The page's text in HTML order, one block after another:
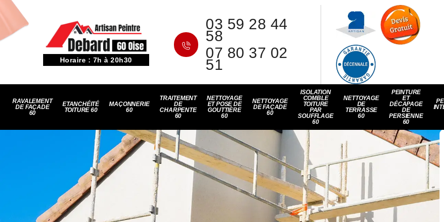
Horaire : 7h à 20h30
03 59 28 44
58
07 80 37 02
51
RAVALEMENT
DE FAÇADE
60
ETANCHÉITÉ
TOITURE 60
MAÇONNERIE
60
TRAITEMENT
DE
CHARPENTE
60
NETTOYAGE
ET POSE DE
GOUTTIÈRE
60
NETTOYAGE
DE FAÇADE
60
ISOLATION
COMBLE
TOITURE
PAR
SOUFFLAGE
60
NETTOYAGE
DE
TERRASSE
60
PEINTURE
ET
DÉCAPAGE
DE
PERSIENNE
60